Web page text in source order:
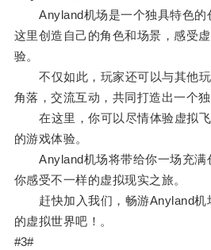
Anyland机场是一个独具特色的
这里创造自己的角色和场景，感受
验。
不仅如此，玩家还可以与其他玩
角落，交流互动，共同打造出一个独
在这里，你可以尽情体验虚拟飞
的游戏体验。
Anyland机场将带给你一场充满
你感受不一样的虚拟现实之旅。
赶快加入我们，畅游Anyland机
的虚拟世界吧！。
#3#